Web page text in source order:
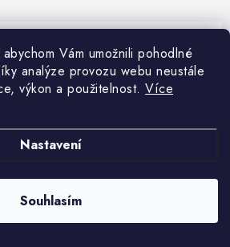
Vám umožnili pohodlné
analýze provozu webu neustále
výkon a použitelnost. Více
Nastavení
Souhlasím
vám s výběrem
něčím poradit? Jsme tu pro vás!
+420498100050
+420739452092